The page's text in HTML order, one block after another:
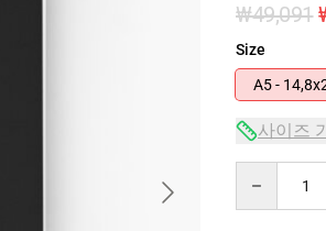
₩49,091
Size
A5 -
사이즈